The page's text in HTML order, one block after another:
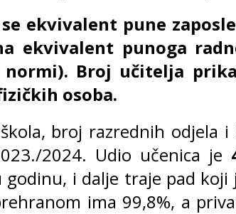
ekvivalent pune
ekvivalent punoga
Broj učitelja
osoba.
broj razrednih odjela
2024. Udio učenica je
i dalje traje pad
ima 99,8%, a